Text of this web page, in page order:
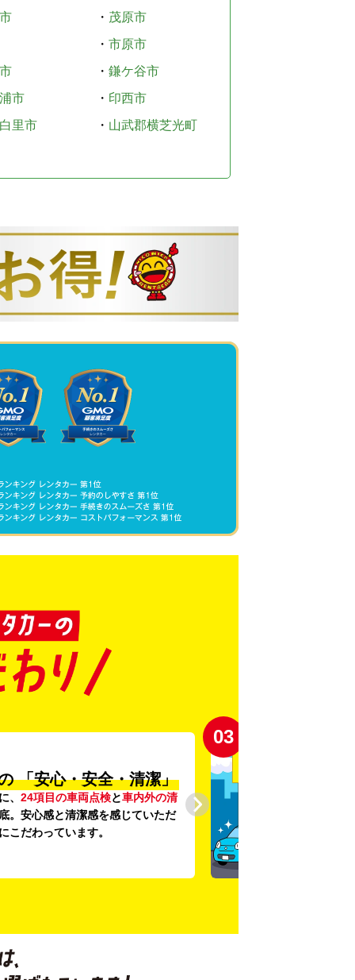
・ 茂原市
・ 市原市
・ 鎌ケ谷市
市
・ 印西市
里市
・ 山武郡横芝光町
「安心・安全・清潔」
、 24項目の車両点検と車内外の清
。安心感と清潔感を感じていただ
こだわっています。
03